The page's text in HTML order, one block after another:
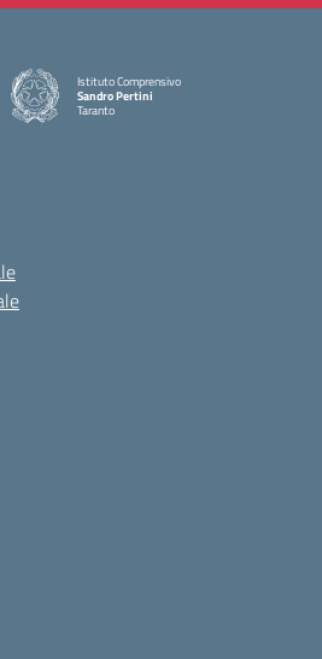
Istituto Comprensivo
Sandro Pertini
Taranto